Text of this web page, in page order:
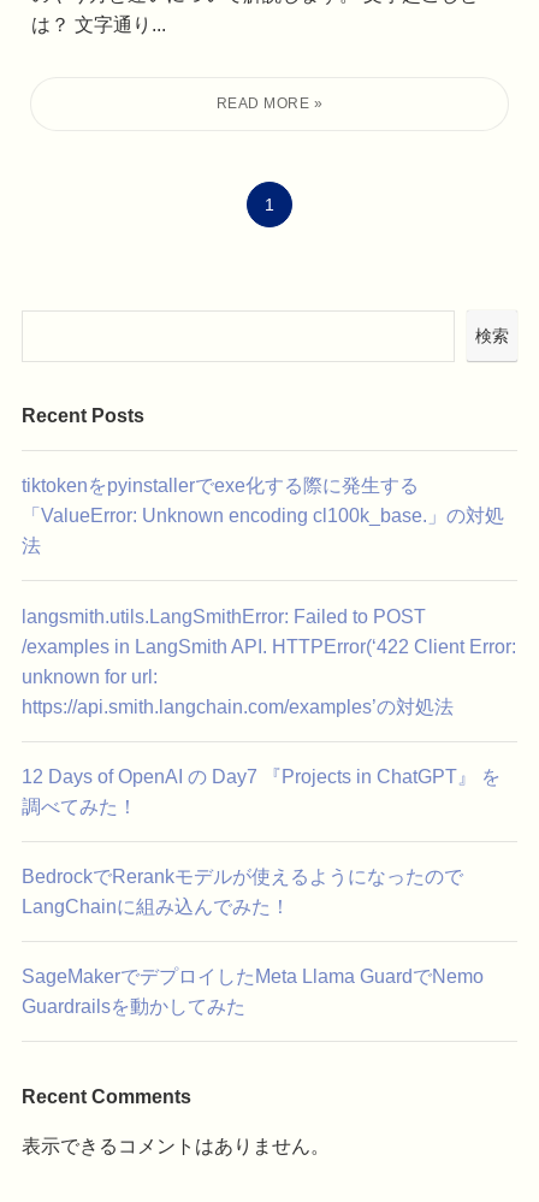
は？ 文字通り...
1
検索
Recent Posts
tiktokenをpyinstallerでexe化する際に発生する
「ValueError: Unknown encoding cl100k_base.」の対処
法
langsmith.utils.LangSmithError: Failed to POST
/examples in LangSmith API. HTTPError(‘422 Client Error:
unknown for url:
https://api.smith.langchain.com/examples’の対処法
12 Days of OpenAI の Day7 『Projects in ChatGPT』 を
調べてみた！
BedrockでRerankモデルが使えるようになったので
LangChainに組み込んでみた！
SageMakerでデプロイしたMeta Llama GuardでNemo
Guardrailsを動かしてみた
Recent Comments
表示できるコメントはありません。